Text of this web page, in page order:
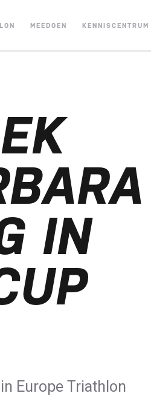
MEEDOEN KENNISCENTRUM
IN
Europe Triathlon